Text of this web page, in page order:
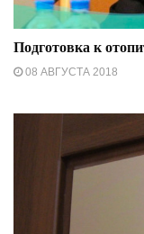
Подготовка к
08 АВГУСТА 2018